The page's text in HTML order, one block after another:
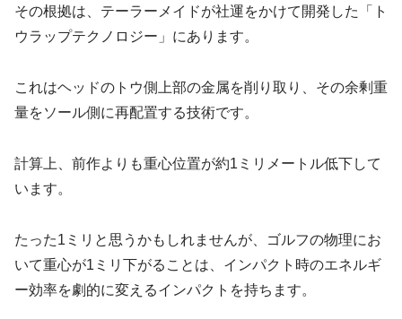
その根拠は、テーラーメイドが社運をかけて開発した「ト
ウラップテクノロジー」にあります。
これはヘッドのトウ側上部の金属を削り取り、その余剰重
量をソール側に再配置する技術です。
計算上、前作よりも重心位置が約1ミリメートル低下して
います。
たった1ミリと思うかもしれませんが、ゴルフの物理にお
いて重心が1ミリ下がることは、インパクト時のエネルギ
ー効率を劇的に変えるインパクトを持ちます。